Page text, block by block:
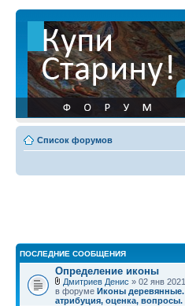
Список форумов
ПОСЛЕДНИЕ СООБЩЕНИЯ
Определение иконы
Дмитриев Денис » 02 янв
в форуме Иконы деревянные.
атрибуция, оценка, вопросы.